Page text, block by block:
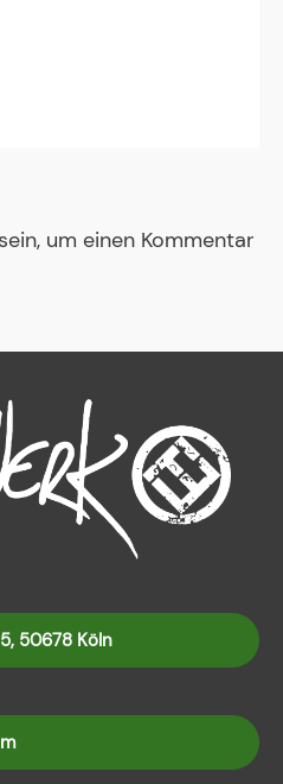
sein, um einen Kommentar
50678 Köln